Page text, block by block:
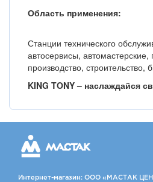
Область применения:
Станции технического
автосервисы,
производство,
KING TONY – наслаждайся
Интернет-магазин: ООО «МАСТАК